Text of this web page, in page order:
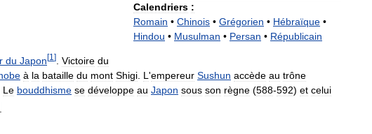
Calendriers :
Romain • Chinois • Grégorien • Hébraïque •
Hindou • Musulman • Persan • Républicain
du Japon[1 ] Victoire du
à la bataille du mont Shigi L 'empereur Sushun accède au trône
Le bouddhisme se développe au Japon sous son règne (588-592) et celui